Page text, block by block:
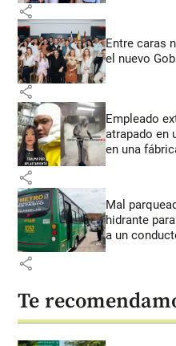
share
Entre caras
el nuevo
share
Empleado
atrapado en
en una
share
Mal
hidrante
a un
share
Te